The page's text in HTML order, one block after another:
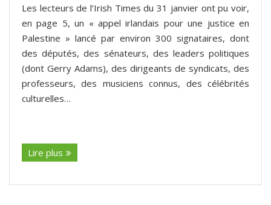
Les lecteurs de l’Irish Times du 31 janvier ont pu voir,
en page 5, un « appel irlandais pour une justice en
Palestine » lancé par environ 300 signataires, dont
des députés, des sénateurs, des leaders politiques
(dont Gerry Adams), des dirigeants de syndicats, des
professeurs, des musiciens connus, des célébrités
culturelles…
Lire plus